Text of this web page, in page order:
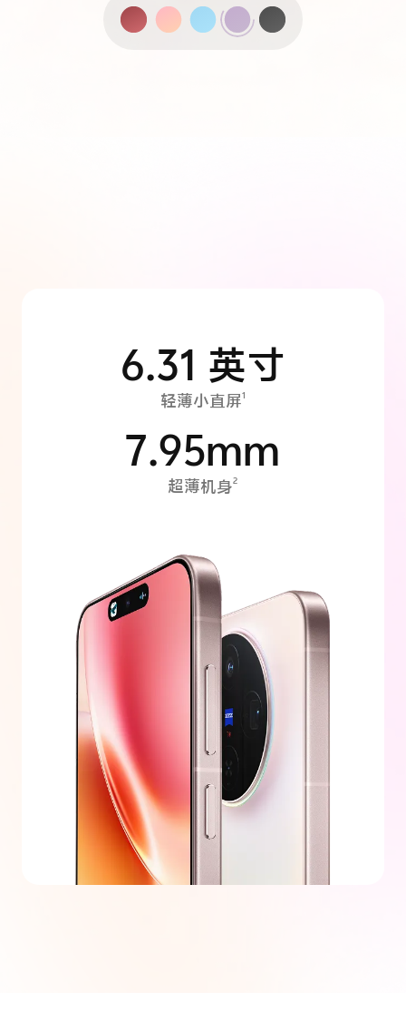
6.31 英寸
轻薄小直屏1
7.95mm
超薄机身2